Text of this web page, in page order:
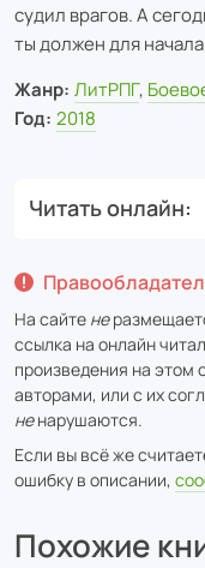
судил врагов. А
ты должен для
Жанр: ЛитРПГ,
Год: 2018
Читать онлайн
На сайте не
ссылка на онлайн
произведения на
авторами, или с их
ненарушаются.
Если вы всё же
ошибку в описании,
Похожие